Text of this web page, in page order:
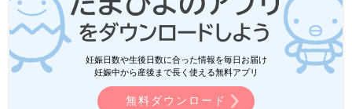
妊娠日数や生後日数に合った情報を毎日お届け
妊娠中から産後まで長く使える無料アプリ
無料ダウンロード